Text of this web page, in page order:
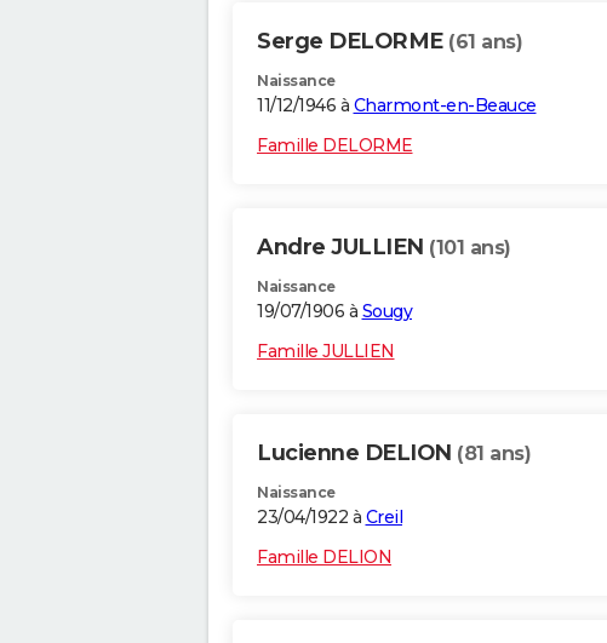
Serge DELORME (61 ans)
Naissance
11/12/1946 à Charmont-en-Beauce
Famille DELORME
Andre JULLIEN (101 ans)
Naissance
19/07/1906 à Sougy
Famille JULLIEN
Lucienne DELION (81 ans)
Naissance
23/04/1922 à Creil
Famille DELION